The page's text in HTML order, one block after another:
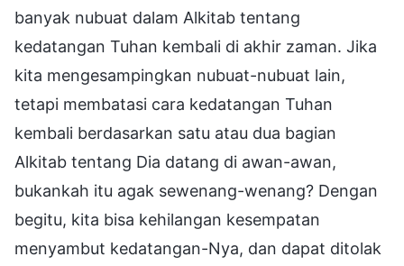
banyak nubuat dalam Alkitab tentang
kedatangan Tuhan kembali di akhir zaman. Jika
kita mengesampingkan nubuat-nubuat lain,
tetapi membatasi cara kedatangan Tuhan
kembali berdasarkan satu atau dua bagian
Alkitab tentang Dia datang di awan-awan,
bukankah itu agak sewenang-wenang? Dengan
begitu, kita bisa kehilangan kesempatan
menyambut kedatangan-Nya, dan dapat ditolak